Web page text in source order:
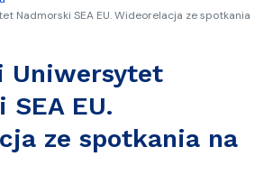
Nadmorski SEA EU. Wideorelacja ze spotkania
Uniwersytet
SEA EU.
ze spotkania na